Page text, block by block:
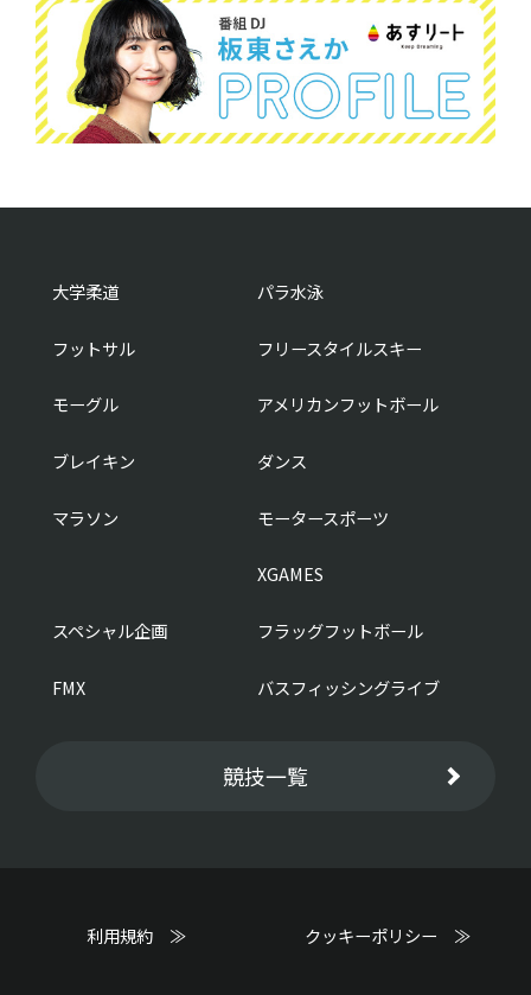
大学柔道 パラ水泳
フットサル フリースタイルスキー
モーグル アメリカンフットボール
ブレイキン ダンス
マラソン モータースポーツ
XGAMES
スペシャル企画 フラッグフットボール
FMX バスフィッシングライブ
競技一覧
利用規約 ≫ クッキーポリシー ≫